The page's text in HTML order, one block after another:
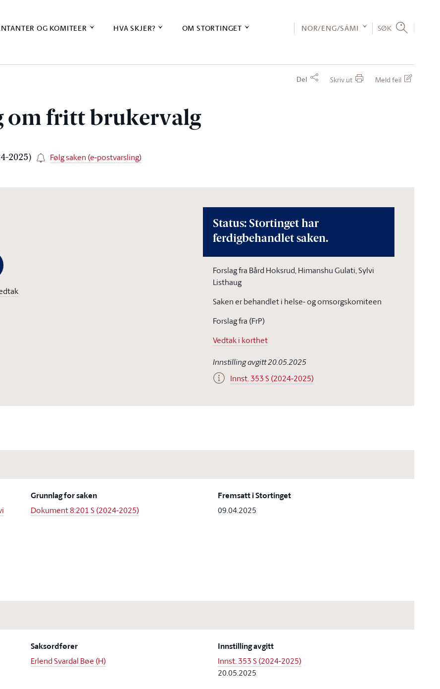
OG KOMITEER HVA SKJER? OM STORTINGET NOR/ENG/SÁMI SØK
Del Skriv ut Meld feil
om fritt brukervalg
2025) Følg saken (e-postvarsling)
Status: Stortinget har
ferdigbehandlet saken.
Forslag fra Bård Hoksrud, Himanshu Gulati, Sylvi
Listhaug
Saken er behandlet i helse- og omsorgskomiteen
Forslag fra (FrP)
Vedtak i korthet
Innstilling avgitt 20.05.2025
Innst. 353 S (2024-2025)
Grunnlag for saken
Dokument 8:201 S (2024-2025)
Fremsatt i Stortinget
09.04.2025
Saksordfører
Erlend Svardal Bøe (H)
Innstilling avgitt
Innst. 353 S (2024-2025)
20.05.2025